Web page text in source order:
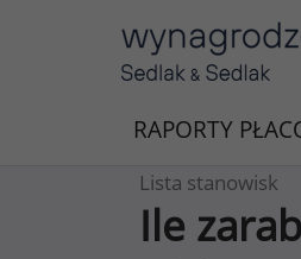
RAPORTY
Lista stanowisk
Ile